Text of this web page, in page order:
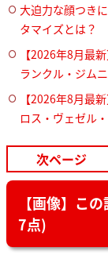
大迫力な顔つき
タマイズとは？
【2026年8月最
ランクル・ジム
【2026年8月最
ロス・ヴェゼル
次ページ
【画像】こ
7点)